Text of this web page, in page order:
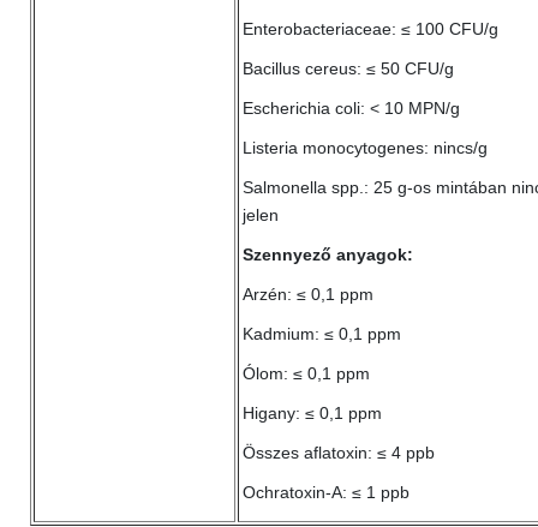
Enterobacteriaceae: ≤ 100 CFU/g
Bacillus cereus: ≤ 50 CFU/g
Escherichia coli: < 10 MPN/g
Listeria monocytogenes: nincs/g
Salmonella spp.: 25 g-os mintában
jelen
Szennyező anyagok:
Arzén: ≤ 0,1 ppm
Kadmium: ≤ 0,1 ppm
Ólom: ≤ 0,1 ppm
Higany: ≤ 0,1 ppm
Összes aflatoxin: ≤ 4 ppb
Ochratoxin-A: ≤ 1 ppb